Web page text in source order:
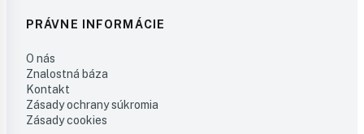
PRÁVNE INFORMÁCIE
O nás
Znalostná báza
Kontakt
Zásady ochrany súkromia
Zásady cookies